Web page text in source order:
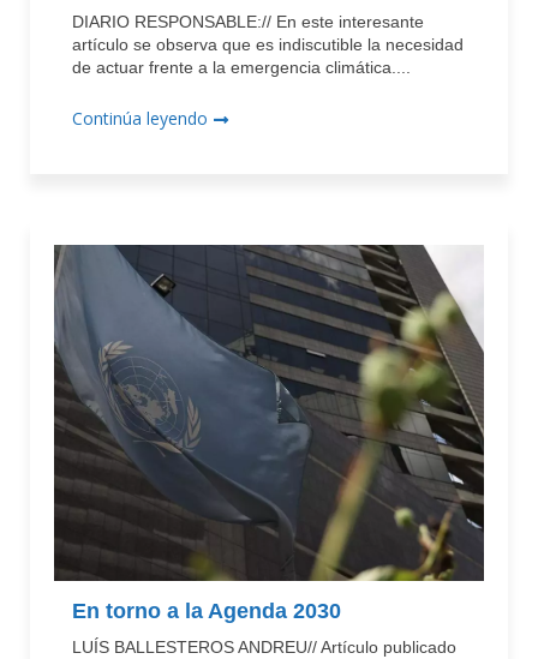
DIARIO RESPONSABLE:// En este interesante
artículo se observa que es indiscutible la necesidad
de actuar frente a la emergencia climática....
Continúa leyendo
En torno a la Agenda 2030
LUÍS BALLESTEROS ANDREU// Artículo publicado